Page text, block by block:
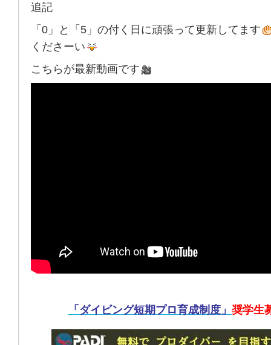
追記
「0」と「5」の付く日に頑張って更新してます
くださーい
こちらが最新動画です
「ダイビング短期プロ育成制度」 奨学生